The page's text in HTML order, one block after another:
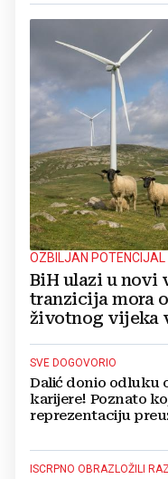
OZBILJAN POTENCIJAL
BiH ulazi u novi
tranzicija mora
životnog vijeka
SVE DOGOVORIO
Dalić donio odluku
karijere! Poznato
reprezentaciju
ISCRPNO OBRAZLOŽILI